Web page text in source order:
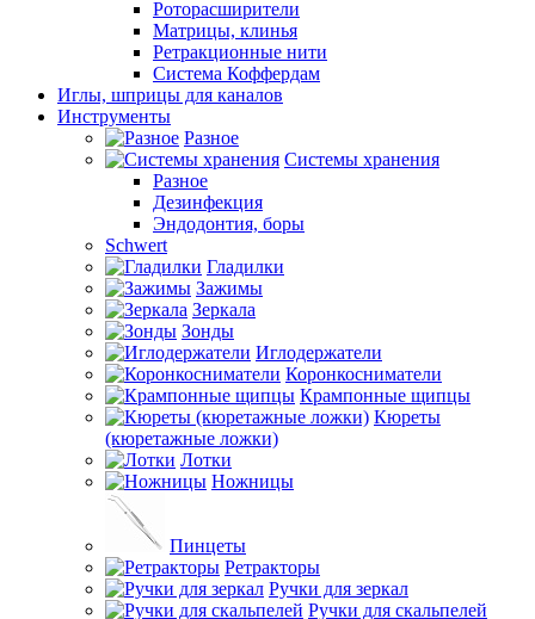
Роторасширители
Матрицы, клинья
Ретракционные нити
Система Коффердам
Иглы, шприцы для каналов
Инструменты
Разное
Системы хранения
Разное
Дезинфекция
Эндодонтия, боры
Schwert
Гладилки
Зажимы
Зеркала
Зонды
Иглодержатели
Коронкосниматели
Крампонные щипцы
Кюреты
(кюретажные ложки)
Лотки
Ножницы
Пинцеты
Ретракторы
Ручки для зеркал
Ручки для скальпелей